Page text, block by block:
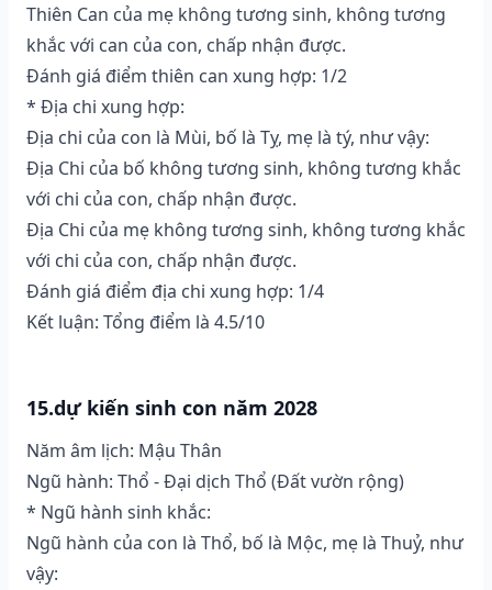
Thiên Can của mẹ không tương sinh, không tương
khắc với can của con, chấp nhận được.
Đánh giá điểm thiên can xung hợp: 1/2
* Địa chi xung hợp:
Địa chi của con là Mùi, bố là Tỵ, mẹ là tý, như vậy:
Địa Chi của bố không tương sinh, không tương khắc
với chi của con, chấp nhận được.
Địa Chi của mẹ không tương sinh, không tương khắc
với chi của con, chấp nhận được.
Đánh giá điểm địa chi xung hợp: 1/4
Kết luận: Tổng điểm là 4.5/10
15.dự kiến sinh con năm 2028
Năm âm lịch: Mậu Thân
Ngũ hành: Thổ - Đại dịch Thổ (Ðất vườn rộng)
* Ngũ hành sinh khắc:
Ngũ hành của con là Thổ, bố là Mộc, mẹ là Thuỷ, như
vậy: